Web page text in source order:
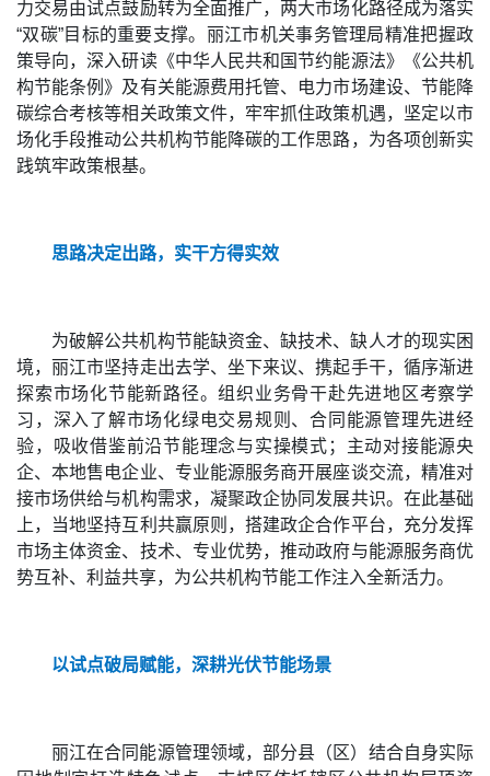
力交易由试点鼓励转为全面推广，两大市场化路径成为落实
“双碳”目标的重要支撑。丽江市机关事务管理局精准把握政
策导向，深入研读《中华人民共和国节约能源法》《公共机
构节能条例》及有关能源费用托管、电力市场建设、节能降
碳综合考核等相关政策文件，牢牢抓住政策机遇，坚定以市
场化手段推动公共机构节能降碳的工作思路，为各项创新实
践筑牢政策根基。
思路决定出路，实干方得实效
为破解公共机构节能缺资金、缺技术、缺人才的现实困
境，丽江市坚持走出去学、坐下来议、携起手干，循序渐进
探索市场化节能新路径。组织业务骨干赴先进地区考察学
习，深入了解市场化绿电交易规则、合同能源管理先进经
验，吸收借鉴前沿节能理念与实操模式；主动对接能源央
企、本地售电企业、专业能源服务商开展座谈交流，精准对
接市场供给与机构需求，凝聚政企协同发展共识。在此基础
上，当地坚持互利共赢原则，搭建政企合作平台，充分发挥
市场主体资金、技术、专业优势，推动政府与能源服务商优
势互补、利益共享，为公共机构节能工作注入全新活力。
以试点破局赋能，深耕光伏节能场景
丽江在合同能源管理领域，部分县（区）结合自身实际